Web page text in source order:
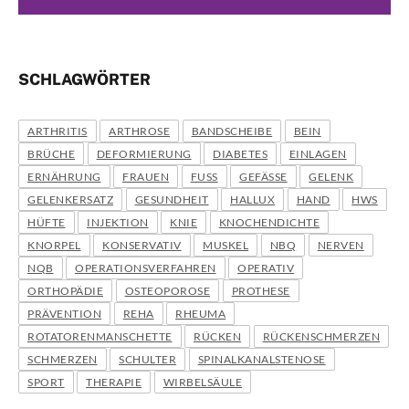
SCHLAGWÖRTER
ARTHRITIS ARTHROSE BANDSCHEIBE
BEIN
BRÜCHE
DEFORMIERUNG DIABETES
EINLAGEN
ERNÄHRUNG
FRAUEN FUSS GEFÄSSE
GELENK
GELENKERSATZ
GESUNDHEIT HALLUX HAND
HWS
HÜFTE
INJEKTION KNIE
KNOCHENDICHTE
KNORPEL
KONSERVATIV MUSKEL NBQ
NERVEN
NQB
OPERATIONSVERFAHREN
OPERATIV
ORTHOPÄDIE
OSTEOPOROSE
PROTHESE
PRÄVENTION
REHA
RHEUMA
ROTATORENMANSCHETTE
RÜCKEN
RÜCKENSCHMERZEN
SCHMERZEN
SCHULTER
SPINALKANALSTENOSE
SPORT
THERAPIE WIRBELSÄULE